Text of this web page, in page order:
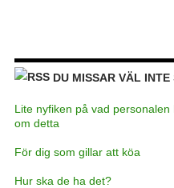
DU MISSAR VÄL INTE
Lite nyfiken på vad
om detta
För dig som gillar att köa
Hur ska de ha det?